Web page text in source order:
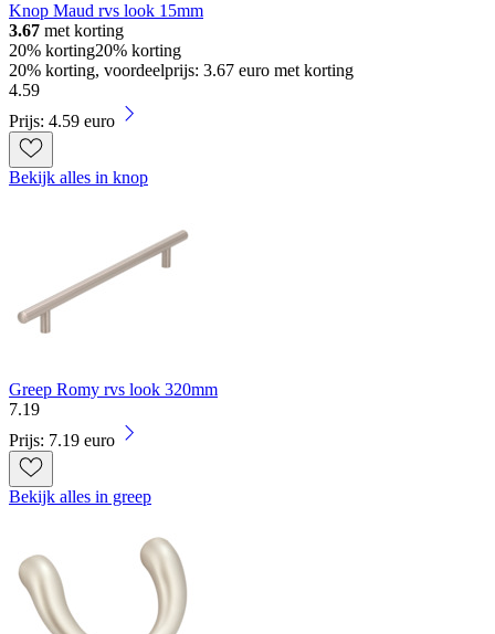
Knop Maud rvs look 15mm
3.67 met korting
20% korting20% korting
20% korting, voordeelprijs: 3.67 euro met korting
4.59
Prijs: 4.59 euro
Bekijk alles in knop
Greep Romy rvs look 320mm
7.19
Prijs: 7.19 euro
Bekijk alles in greep